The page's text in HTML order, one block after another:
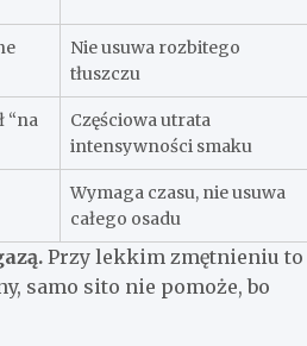
Nie usuwa rozbitego
tłuszczu
“na
Częściowa utrata
intensywności smaku
Wymaga czasu, nie usuwa
całego osadu
Przy lekkim zmętnieniu to
samo sito nie pomoże, bo